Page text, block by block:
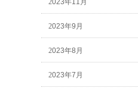
2023年11月
2023年9月
2023年8月
2023年7月